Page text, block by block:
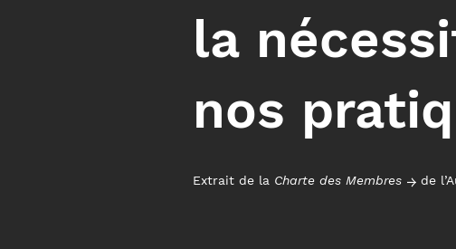
la
nos
Extrait de la Charte des Membres de